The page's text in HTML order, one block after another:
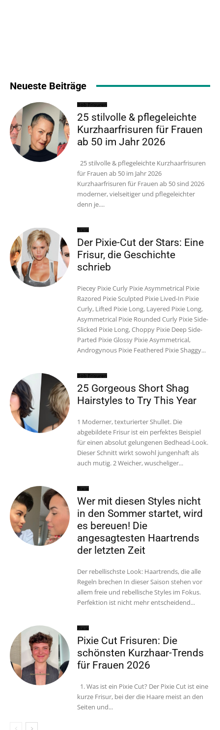
Neueste Beiträge
Bob Frisuren
25 stilvolle & pflegeleichte
Kurzhaarfrisuren für Frauen
ab 50 im Jahr 2026
25 stilvolle & pflegeleichte Kurzhaarfrisuren
für Frauen ab 50 im Jahr 2026
Kurzhaarfrisuren für Frauen ab 50 sind 2026
moderner, vielseitiger und pflegeleichter
denn je....
Pixie
Der Pixie-Cut der Stars: Eine
Frisur, die Geschichte
schrieb
Piecey Pixie Curly Pixie Asymmetrical Pixie
Razored Pixie Sculpted Pixie Lived-In Pixie
Curly, Lifted Pixie Long, Layered Pixie Long,
Asymmetrical Pixie Rounded Curly Pixie Side-
Slicked Pixie Long, Choppy Pixie Deep Side-
Parted Pixie Glossy Pixie Asymmetrical,
Androgynous Pixie Feathered Pixie Shaggy...
Bob Frisuren
25 Gorgeous Short Shag
Hairstyles to Try This Year
1 Moderner, texturierter Shullet. Die
abgebildete Frisur ist ein perfektes Beispiel
für einen absolut gelungenen Bedhead-Look.
Dieser Schnitt wirkt sowohl jungenhaft als
auch mutig. 2 Weicher, wuscheliger...
Pixie
Wer mit diesen Styles nicht
in den Sommer startet, wird
es bereuen! Die
angesagtesten Haartrends
der letzten Zeit
Der rebellischste Look: Haartrends, die alle
Regeln brechen In dieser Saison stehen vor
allem freie und rebellische Styles im Fokus.
Perfektion ist nicht mehr entscheidend...
Pixie
Pixie Cut Frisuren: Die
schönsten Kurzhaar-Trends
für Frauen 2026
1. Was ist ein Pixie Cut? Der Pixie Cut ist eine
kurze Frisur, bei der die Haare meist an den
Seiten und...